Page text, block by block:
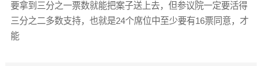
要拿到三分之一票数就能把案子送上去，但参议院一定要活得
三分之二多数支持，也就是24个席位中至少要有16票同意，才
能